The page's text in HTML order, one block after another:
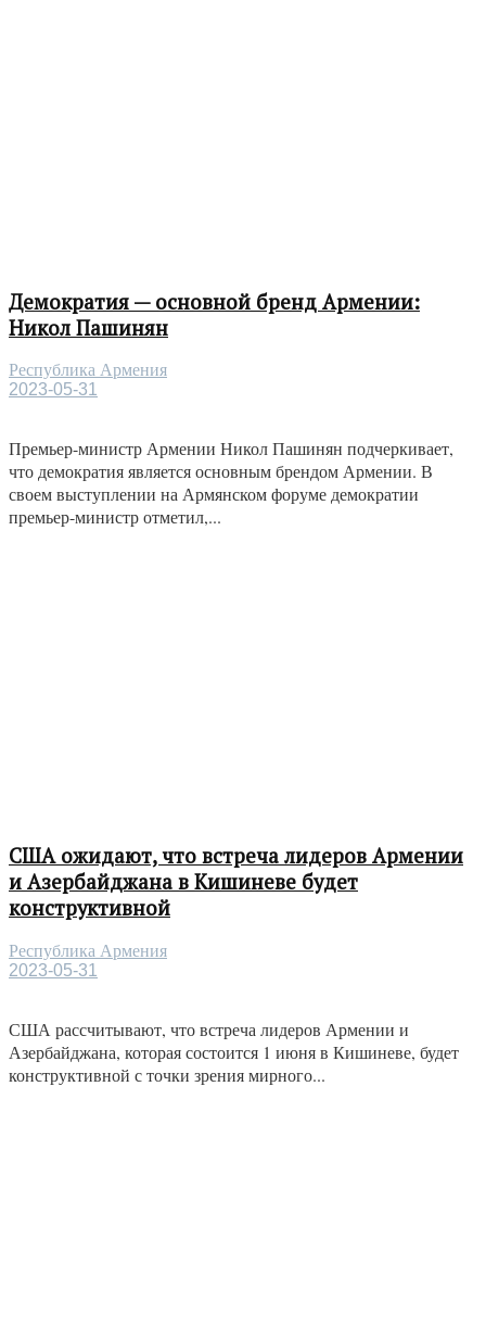
Демократия — основной бренд Армении:
Никол Пашинян
Республика Армения
2023-05-31
Премьер-министр Армении Никол Пашинян подчеркивает,
что демократия является основным брендом Армении. В
своем выступлении на Армянском форуме демократии
премьер-министр отметил,...
США ожидают, что встреча лидеров Армении
и Азербайджана в Кишиневе будет
конструктивной
Республика Армения
2023-05-31
США рассчитывают, что встреча лидеров Армении и
Азербайджана, которая состоится 1 июня в Кишиневе, будет
конструктивной с точки зрения мирного...